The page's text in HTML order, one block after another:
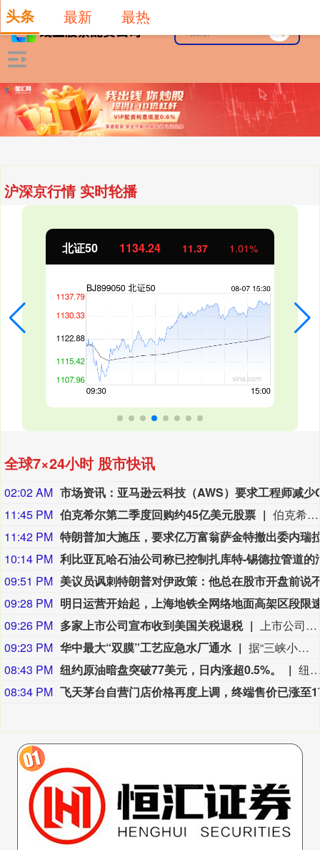
沪深京行情 实时轮播
北证50 1134.24 11.37 1.01%
全球7×24小时 股市快讯
02:02 AM
11:45 PM 伯克希尔第二季度回购约45亿美元股票
伯克希尔第二季度斥资约45亿美元回购自身股票，并在期内买入近200亿美元股票，显示首席执行官阿贝尔正将公司庞大的现金储备更多投入市场。 伯克希尔第一季度开始回购股票，为一年多来的首次。阿贝尔今年早些时候表示，公司重新启动回购，是因为管理层认为股票的“内在价值”高于其市场价格。 CFRA Research分析师Cathy Seifert表示：“投资者会受到回购举措的鼓舞。这也是Greg接掌公司并彰显其主导地位的一种方式。” 此次股票回购为股东带来了自2021年以来规模最大的季度资本回报。伯克希尔第二季度现金储备降至3655亿美元，低于前一季度的约3970亿美元。
11:42 PM
10:14 PM
09:51 PM
09:28 PM
09:26 PM 多家上市公司宣布收到美国关税退税
上市公司公告显示，自7月以来，多家公司宣布已经收到美国关税退税。根据美国最高法院今年2月裁定，《国际紧急经济权力法》不授权总统征收大规模关税。美国国际贸易法院随后下令海关办理相关退款。海关与边境保护局4月20日启动第一阶段退款工作，首批退款于5月11日前后发放。美国海关与边境保护局官员本月4日披露的信息显示，截至7月底，该部门已处理完毕约1000亿美元关税的退款流程并把相关信息提供给财政部用于付款。（中新社）
09:23 PM 华中最大“双膜”工艺应急水厂通水
据“三峡小微”公众号消息，8月8日，由三峡集团所属长江环保集团、武汉市水务集团等共同投资建设的华中地区规模最大的“双膜”工艺应急水厂——武汉梁子湖应急水厂并网通水，标志着武汉市江南区域正式构建起“一江一湖”双水源互为备援、灵活调度的供水新格局，为片区660万市民用水安全提供坚实保障。
08:43 PM 纽约原油暗盘突破77美元，日内涨超0.5%。
纽约原油暗盘突破77美元
08:34 PM
头条 最新 最热